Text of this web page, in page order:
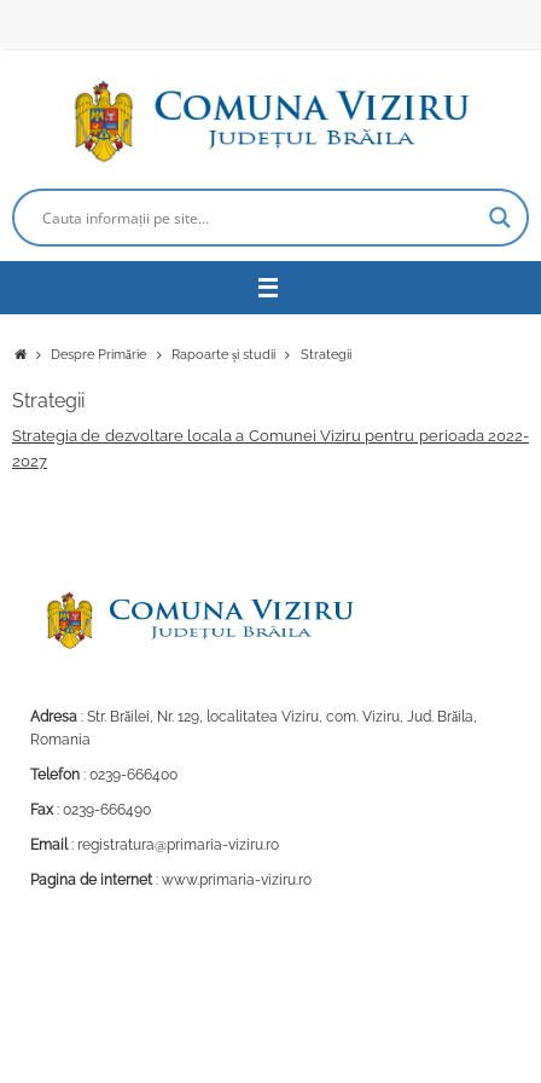
PrimaDespre Primărie Rapoarte și studii Strategii
Strategii
Strategia de dezvoltare locala a Comunei Viziru pentru perioada 2022-
2027
Adresa : Str. Brăilei, Nr. 129, localitatea Viziru, com. Viziru, Jud. Brăila,
Romania
Telefon : 0239-666400
Fax: 0239-666490
Email: registratura@primaria-viziru.ro
Pagina de internet: www.primaria-viziru.ro